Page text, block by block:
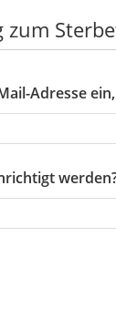
zum
Adresse